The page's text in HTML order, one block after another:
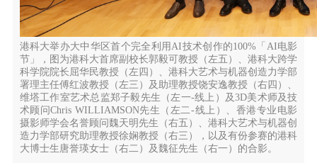
港科大举办大中华区首个完全利用AI技术创作的100%「AI电影
节」，图为港科大首席副校长郭毅可教授（左五）、港科大跨学
科学院院长屈华民教授（左四）、港科大艺术与机器创造力学部
署理主任傅红波教授（左三）及助理教授饶安逸教授（右四）、
维塔工作室艺术总监郑子毅先生（左一-线上）及3D美术师及技
术顾问Chris WILLIAMSON先生（左二-线上）、香港专业电影
摄影师学会名誉顾问魏天明先生（右五）、港科大艺术与机器创
造力学部研究助理教授徐娴教授（右三），以及有份参赛的港科
大博士生唐誉瑛女士（右二）及魏征先生（右一）的合影。